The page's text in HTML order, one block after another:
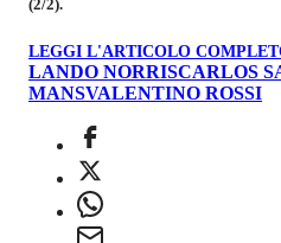
(2/2).
LEGGI L'ARTICOLO
LANDO NORRISCARLOS
MANSVALENTINO ROSSI